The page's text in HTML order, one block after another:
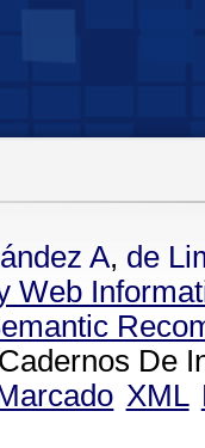
A, de
Web
De
XML